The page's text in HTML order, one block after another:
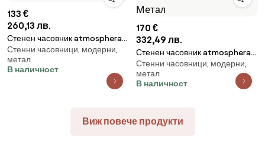
133 €
260,13 лв.
Стенен часовник atmosphera
Michel, Метал, Ø60 cm
Стенни часовници, модерни,
метал
В наличност
170 €
332,49 лв.
Стенен часовник atmosphera
Ezra, Механизъм, 80x80 см,
Метал
Стенни часовници, модерни,
метал
В наличност
Виж повече продукти